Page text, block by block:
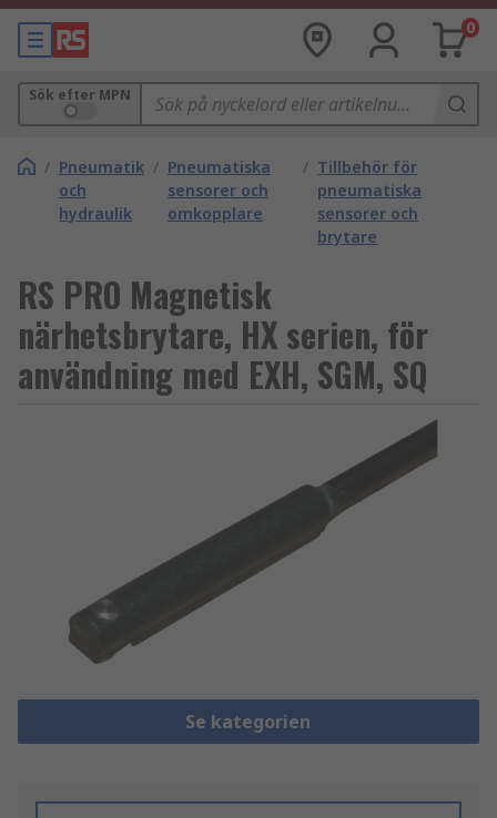
0
Sök efter MPN
/ Pneumatik
och
hydraulik
/ Pneumatiska
sensorer och
omkopplare
/ Tillbehör för
pneumatiska
sensorer och
brytare
RS PRO Magnetisk
närhetsbrytare, HX serien, för
användning med EXH, SGM, SQ
Se kategorien